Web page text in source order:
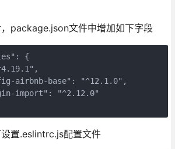
文件中增加如下字段
{
airbnb-base": "^12.1.0",
import": "^2.12.0"
置.eslintrc.js配置文件